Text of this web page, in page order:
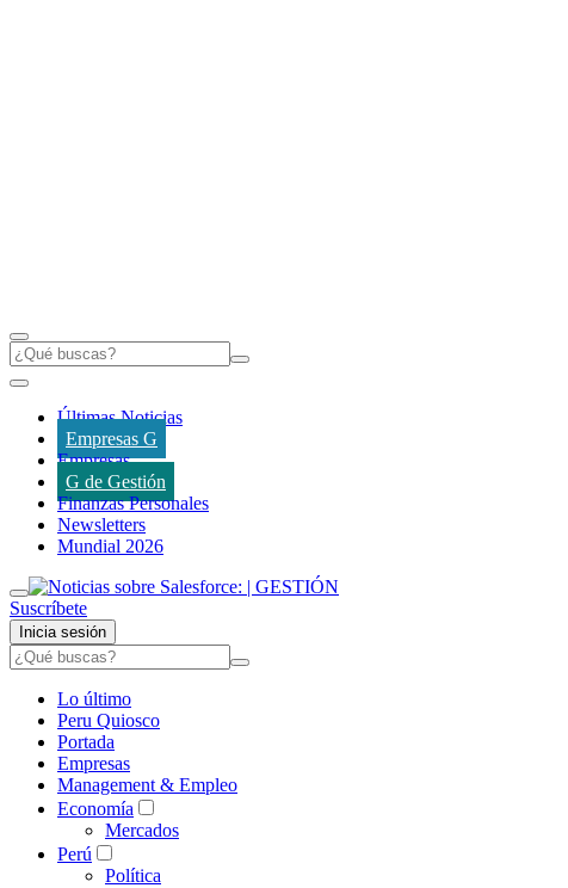
Últimas Noticias
Empresas G
Empresas
G de Gestión
Finanzas Personales
Newsletters
Mundial 2026
Suscríbete
Inicia sesión
Lo último
Peru Quiosco
Portada
Empresas
Management & Empleo
Economía
Mercados
Perú
Política